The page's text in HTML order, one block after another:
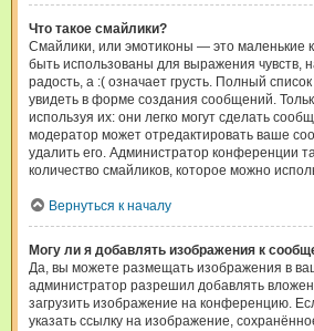
Что такое смайлики?
Смайлики, или эмотиконы — это маленькие
быть использованы для выражения чувств,
радость, а :( означает грусть. Полный
увидеть в форме создания сообщений.
используя их: они легко могут сделать
модератор может отредактировать ваше
удалить его. Администратор конференции
количество смайликов, которое можно
Вернуться к началу
Могу ли я добавлять изображения к
Да, вы можете размещать изображения в
администратор разрешил добавлять
загрузить изображение на конференцию.
указать ссылку на изображение,